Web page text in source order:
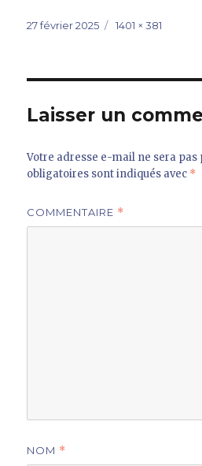
Publié
27 février 2025
Taille
1401 × 381
Laisser un
Votre adresse e-mail ne sera pas
obligatoires sont indiqués avec *
COMMENTAIRE *
NOM *